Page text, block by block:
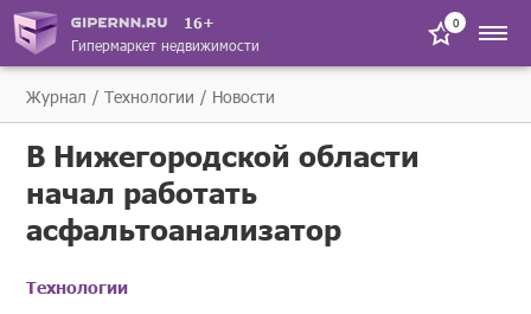
16+
Гипермаркет недвижимости
0
Журнал Технологии Новости
В Нижегородской области
начал работать
асфальтоанализатор
Технологии